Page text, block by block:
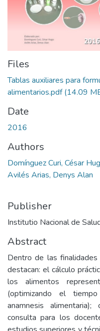
Files
Tablas auxiliares para
alimentarios.pdf(14.09
Date
2016
Authors
Domínguez Curi, César
Avilés Arias, Denys Alan
Publisher
Institutio Nacional de
Abstract
Dentro de las
destacan: el cálculo
los alimentos
(optimizando el
anamnesis
consulta para los